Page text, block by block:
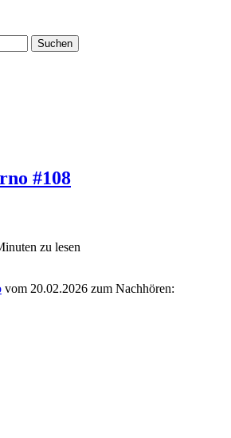
#108
zu lesen
vom 20.02.2026 zum Nachhören: